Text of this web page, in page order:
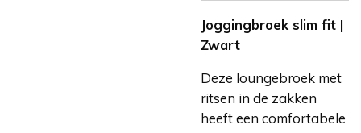
Joggingbroek slim fit |
Zwart
Deze loungebroek met
ritsen in de zakken
heeft een comfortabele